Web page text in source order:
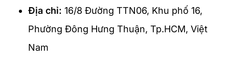
Địa chỉ: 16/8 Đường TTN06, Khu phố 16,
Phường Đông Hưng Thuận, Tp.HCM, Việt
Nam